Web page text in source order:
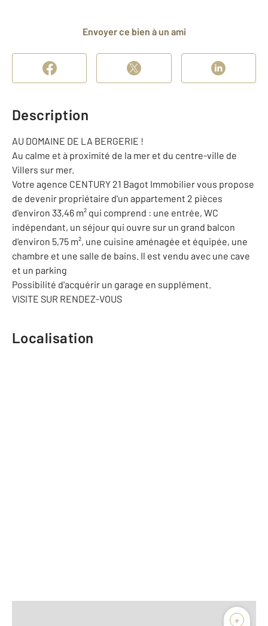
Envoyer ce bien à un ami
Description
AU DOMAINE DE LA BERGERIE !
Au calme et à proximité de la mer et du centre-ville de
Villers sur mer.
Votre agence CENTURY 21 Bagot Immobilier vous propose
de devenir propriétaire d'un appartement 2 pièces
d'environ 33,46 m² qui comprend : une entrée, WC
indépendant, un séjour qui ouvre sur un grand balcon
d'environ 5,75 m², une cuisine aménagée et équipée, une
chambre et une salle de bains. Il est vendu avec une cave
et un parking
Possibilité d'acquérir un garage en supplément.
VISITE SUR RENDEZ-VOUS
Localisation
+